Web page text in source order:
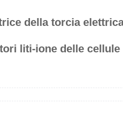
della torcia
liti-ione delle